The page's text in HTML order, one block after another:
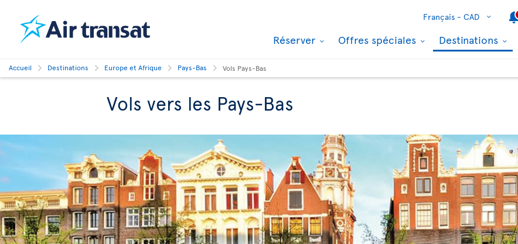
Français - CAD
Réserver Offres spéciales Destinations
Accueil Destinations Europe et Afrique Pays-Bas Vols Pays-Bas
Vols vers les Pays-Bas